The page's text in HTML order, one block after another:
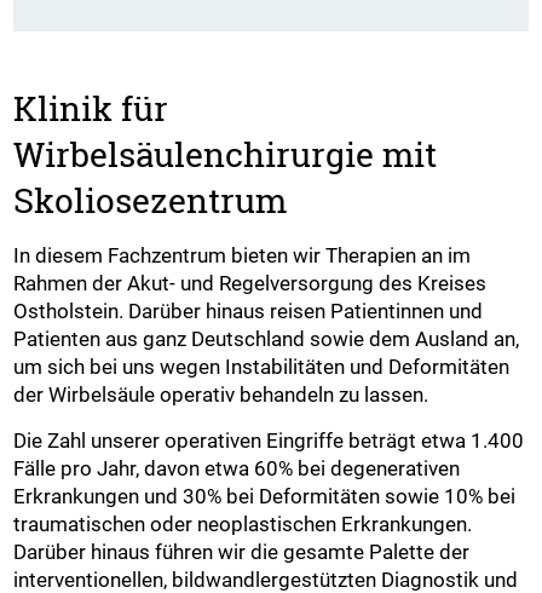
Klinik für
Wirbelsäulenchirurgie mit
Skoliosezentrum
In diesem Fachzentrum bieten wir Therapien an im
Rahmen der Akut- und Regelversorgung des Kreises
Ostholstein. Darüber hinaus reisen Patientinnen und
Patienten aus ganz Deutschland sowie dem Ausland an,
um sich bei uns wegen Instabilitäten und Deformitäten
der Wirbelsäule operativ behandeln zu lassen.
Die Zahl unserer operativen Eingriffe beträgt etwa 1.400
Fälle pro Jahr, davon etwa 60% bei degenerativen
Erkrankungen und 30% bei Deformitäten sowie 10% bei
traumatischen oder neoplastischen Erkrankungen.
Darüber hinaus führen wir die gesamte Palette der
interventionellen, bildwandlergestützten Diagnostik und